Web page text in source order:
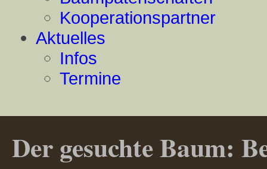
Kooperationspartner
Aktuelles
Infos
Termine
Der gesuchte Baum: